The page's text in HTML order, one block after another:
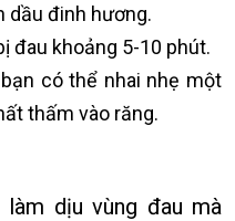
dầu đinh hương.
đau khoảng 5-10 phút.
có thể nhai nhẹ một
thấm vào răng.
dịu vùng đau mà